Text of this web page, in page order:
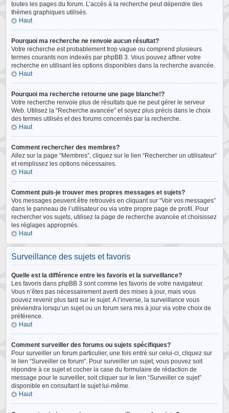
toutes les pages du forum. L’accès à la recherche peut dépendre des
thèmes graphiques utilisés.
Haut
Pourquoi ma recherche ne renvoie aucun résultat?
Votre recherche est probablement trop vague ou comprend plusieurs
termes courants non indexés par phpBB 3. Vous pouvez affiner votre
recherche en utilisant les options disponibles dans la recherche avancée.
Haut
Pourquoi ma recherche retourne une page blanche!?
Votre recherche renvoie plus de résultats que ne peut gérer le serveur
Web. Utilisez la “Recherche avancée” et soyez plus précis dans le choix
des termes utilisés et des forums concernés par la recherche.
Haut
Comment rechercher des membres?
Allez sur la page “Membres”, cliquez sur le lien “Rechercher un utilisateur”
et remplissez les options nécessaires.
Haut
Comment puis-je trouver mes propres messages et sujets?
Vos messages peuvent être retrouvés en cliquant sur “Voir vos messages”
dans le panneau de l’utilisateur ou via votre propre page de profil. Pour
rechercher vos sujets, utilisez la page de recherche avancée et choisissez
les réglages appropriés.
Haut
Surveillance des sujets et favoris
Quelle est la différence entre les favoris et la surveillance?
Les favoris dans phpBB 3 sont comme les favoris de votre navigateur.
Vous n’êtes pas nécessairement averti des mises à jour, mais vous
pouvez revenir plus tard sur le sujet. A l’inverse, la surveillance vous
préviendra lorsqu’un sujet ou un forum sera mis à jour via votre choix de
préférence.
Haut
Comment surveiller des forums ou sujets spécifiques?
Pour surveiller un forum particulier, une fois entré sur celui-ci, cliquez sur
le lien “Surveiller ce forum”. Pour surveiller un sujet, vous pouvez soit
répondre à ce sujet et cocher la case du formulaire de rédaction de
message pour le surveiller, soit cliquer sur le lien “Surveiller ce sujet”
disponible en consultant le sujet lui-même.
Haut